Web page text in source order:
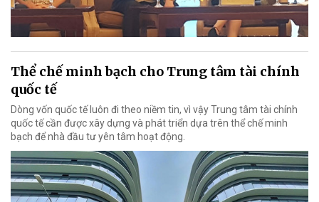
Thể chế minh bạch cho Trung tâm tài chính
quốc tế
Dòng vốn quốc tế luôn đi theo niềm tin, vì vậy Trung tâm tài chính
quốc tế cần được xây dựng và phát triển dựa trên thể chế minh
bạch để nhà đầu tư yên tâm hoạt động.